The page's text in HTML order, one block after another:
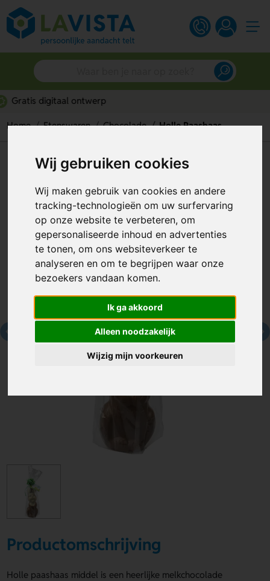
Wij gebruiken cookies
Wij maken gebruik van cookies en andere
tracking-technologieën om uw surfervaring
op onze website te verbeteren, om
gepersonaliseerde inhoud en advertenties
te tonen, om ons websiteverkeer te
analyseren en om te begrijpen waar onze
bezoekers vandaan komen.
Ik ga akkoord
Alleen noodzakelijk
Wijzig mijn voorkeuren
Home Etenswaren Chocolade Holle Paashaas
Holle Paashaas
Artikelnummer: 308574
Productomschrijving
Holle paashaas middel is een heerlijke melkchocolade